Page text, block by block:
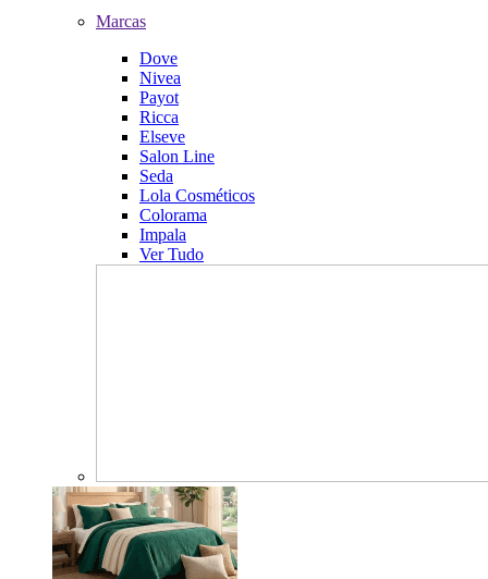
Marcas
Dove
Nivea
Payot
Ricca
Elseve
Salon Line
Seda
Lola Cosméticos
Colorama
Impala
Ver Tudo